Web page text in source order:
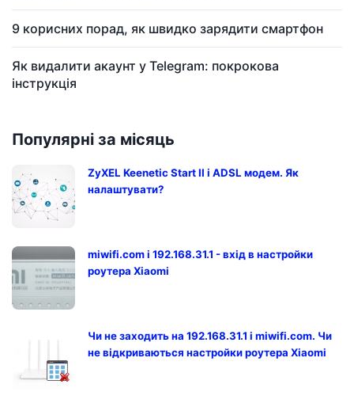
9 корисних порад, як швидко зарядити смартфон
Як видалити акаунт у Telegram: покрокова
інструкція
Популярні за місяць
ZyXEL Keenetic Start II і ADSL модем. Як
налаштувати?
miwifi.com і 192.168.31.1 - вхід в настройки
роутера Xiaomi
Чи не заходить на 192.168.31.1 і miwifi.com. Чи
не відкриваються настройки роутера Xiaomi